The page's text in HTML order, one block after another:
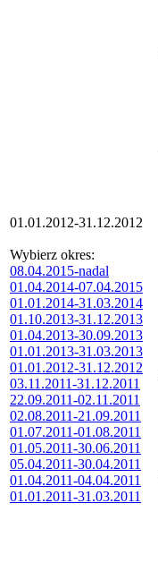
01.01.2012-31.12.2012
Wybierz okres:
08.04.2015-nadal
01.04.2014-07.04.2015
01.01.2014-31.03.2014
01.10.2013-31.12.2013
01.04.2013-30.09.2013
01.01.2013-31.03.2013
01.01.2012-31.12.2012
03.11.2011-31.12.2011
22.09.2011-02.11.2011
02.08.2011-21.09.2011
01.07.2011-01.08.2011
01.05.2011-30.06.2011
05.04.2011-30.04.2011
01.04.2011-04.04.2011
01.01.2011-31.03.2011